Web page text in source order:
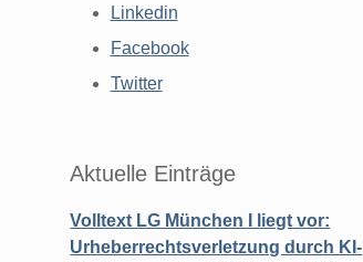
Linkedin
Facebook
Twitter
Aktuelle Einträge
Volltext LG München I liegt vor:
Urheberrechtsverletzung durch KI-